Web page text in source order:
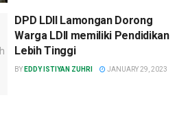
DPD LDII Lamongan Dorong
Warga LDII memiliki Pendidikan
Lebih Tinggi
BY EDDY ISTIYAN ZUHRI JANUARY 29, 2023